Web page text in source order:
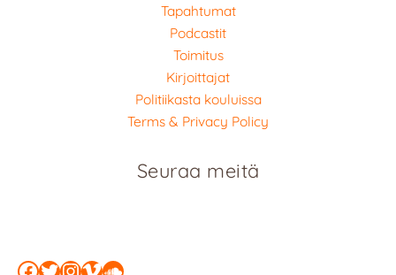
Tapahtumat
Podcastit
Toimitus
Kirjoittajat
Politiikasta kouluissa
Terms & Privacy Policy
Seuraa meitä